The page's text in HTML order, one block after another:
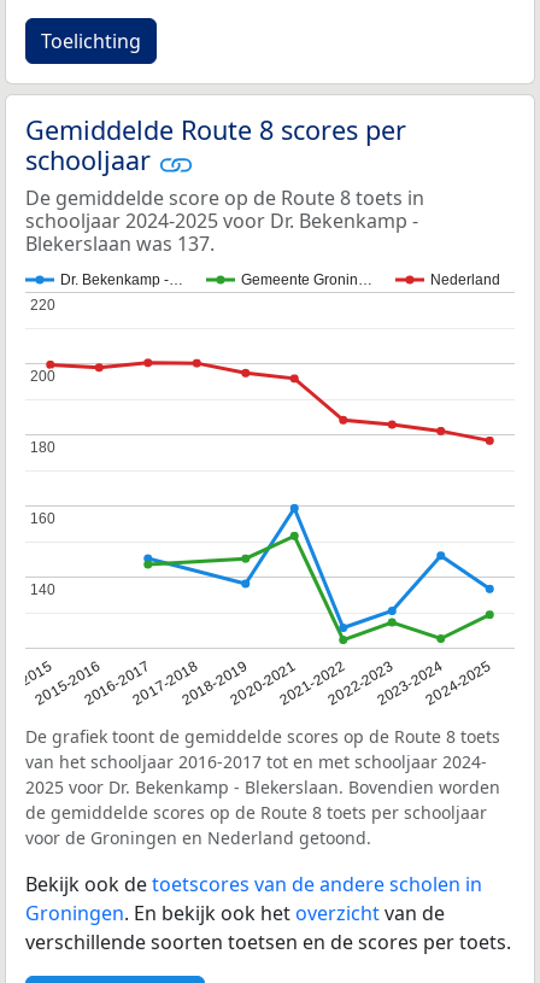
Toelichting
Gemiddelde Route 8 scores per
schooljaar
De gemiddelde score op de Route 8 toets in
schooljaar 2024-2025 voor Dr. Bekenkamp -
Blekerslaan was 137.
Dr. Bekenkamp -… Gemeente Gronin… Nederland
2015
2015-20162016-20172017-20182018-20192020-20212021-20222022-20232023-20242024-2025
140
140
160
160
180
180
200
200
220
220
De grafiek toont de gemiddelde scores op de Route 8 toets
van het schooljaar 2016-2017 tot en met schooljaar 2024-
2025 voor Dr. Bekenkamp - Blekerslaan. Bovendien worden
de gemiddelde scores op de Route 8 toets per schooljaar
voor de Groningen en Nederland getoond.
Bekijk ook detoetscores van de andere scholen in
Groningen. En bekijk ook hetoverzichtvan de
verschillende soorten toetsen en de scores per toets.